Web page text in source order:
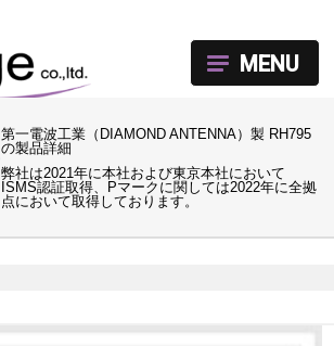
第一電波工業（DIAMOND ANTENNA）製 RH795
の製品詳細
弊社は2021年に本社および東京本社において
ISMS認証取得、Pマークに関しては2022年に全拠
点において取得しております。
MENU